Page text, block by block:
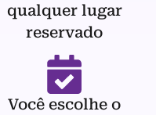
qualquer lugar
reservado
Você escolhe o